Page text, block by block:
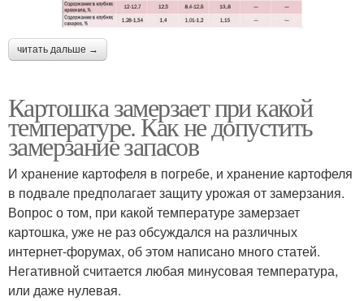
читать дальше →
Картошка замерзает при какой
температуре. Как не допустить
замерзание запасов
И хранение картофеля в погребе, и хранение картофеля
в подвале предполагает защиту урожая от замерзания.
Вопрос о том, при какой температуре замерзает
картошка, уже не раз обсуждался на различных
интернет-форумах, об этом написано много статей.
Негативной считается любая минусовая температура,
или даже нулевая.